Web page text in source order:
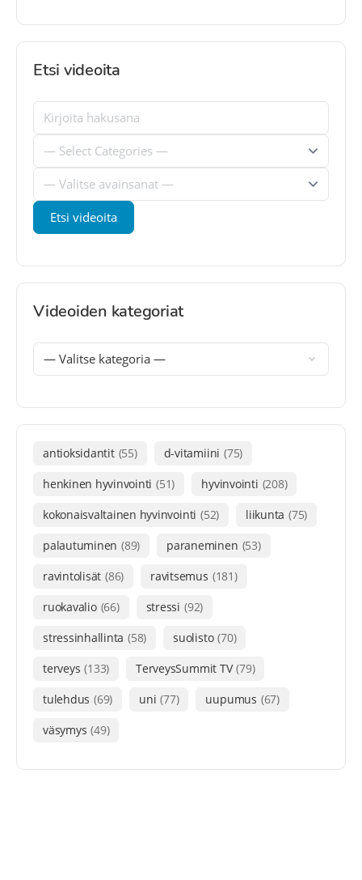
Etsi videoita
Videoiden kategoriat
antioksidantit (55) d-vitamiini (75)
henkinen hyvinvointi (51) hyvinvointi (208)
kokonaisvaltainen hyvinvointi (52) liikunta (75)
palautuminen (89) paraneminen (53)
ravintolisät (86) ravitsemus (181)
ruokavalio (66) stressi (92)
stressinhallinta (58) suolisto (70)
terveys (133) TerveysSummit TV (79)
tulehdus (69) uni (77) uupumus (67)
väsymys (49)